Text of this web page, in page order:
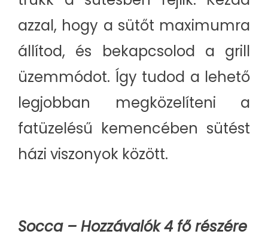
azzal, hogy a sütőt maximumra
állítod, és bekapcsolod a grill
üzemmódot. Így tudod a lehető
legjobban megközelíteni a
fatüzelésű kemencében sütést
házi viszonyok között.
Socca – Hozzávalók 4 fő részére